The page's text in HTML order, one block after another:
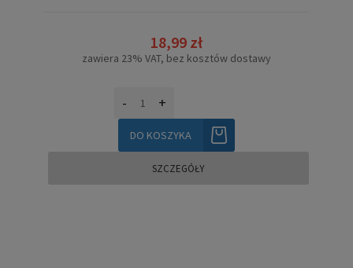
18,99 zł
zawiera 23% VAT, bez kosztów dostawy
- +
DO KOSZYKA
SZCZEGÓŁY